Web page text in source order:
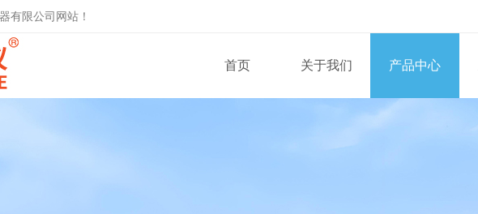
有限公司 网站！
首页 关于我们 产品中心